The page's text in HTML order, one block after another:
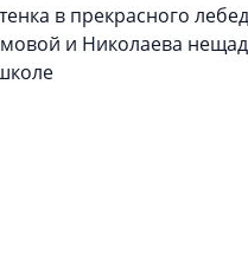
в прекрасного
и Николаева